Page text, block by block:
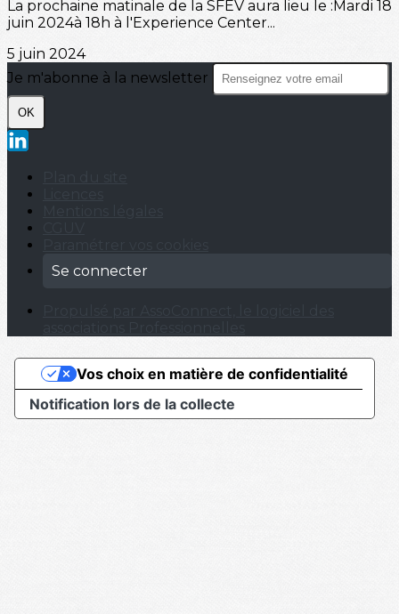
La prochaine matinale de la SFEV aura lieu le :Mardi 18
juin 2024à 18h à l'Experience Center...
5 juin 2024
Je m'abonne à la newsletter
OK
Se connecter
Notification lors de la collecte
Vos choix en matière de confidentialité